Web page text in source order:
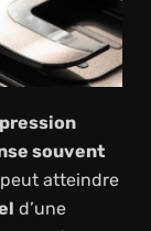
souvent
atteindre
d’une